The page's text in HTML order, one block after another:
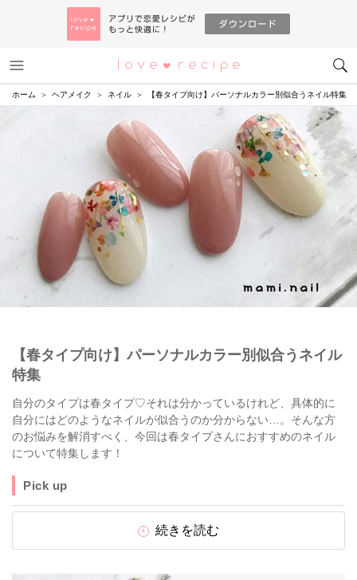
恋愛レシピ
ホーム ヘアメイク ネイル 【春タイプ向け】パーソナルカラー別似合うネイル特集
【春タイプ向け】パーソナルカラー別似合うネイル
特集
自分のタイプは春タイプ♡それは分かっているけれど、具体的に
自分にはどのようなネイルが似合うのか分からない…。そんな方
のお悩みを解消すべく、今回は春タイプさんにおすすめのネイル
について特集します！
Pick up
続きを読む